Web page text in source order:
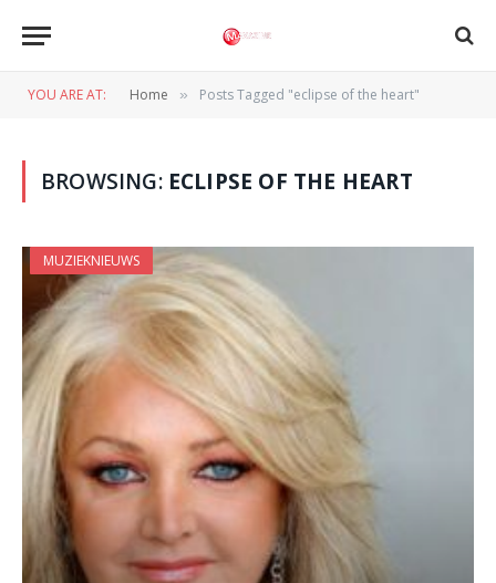
YOU ARE AT: Home » Posts Tagged "eclipse of the heart"
BROWSING: ECLIPSE OF THE HEART
MUZIEKNIEUWS